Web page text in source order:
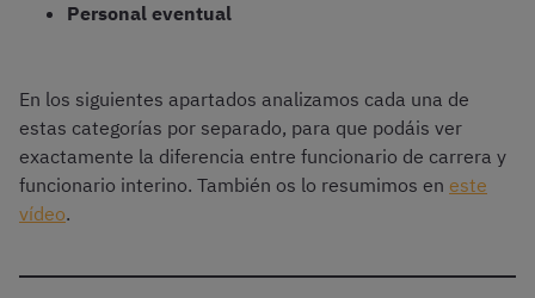
Personal eventual
En los siguientes apartados analizamos cada una de
estas categorías por separado, para que podáis ver
exactamente la diferencia entre funcionario de carrera y
funcionario interino. También os lo resumimos en este
vídeo.